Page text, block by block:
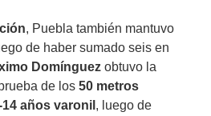
, Puebla también mantuvo
de haber sumado seis en
Domínguez obtuvo la
de los 50 metros
14 años varonil , luego de